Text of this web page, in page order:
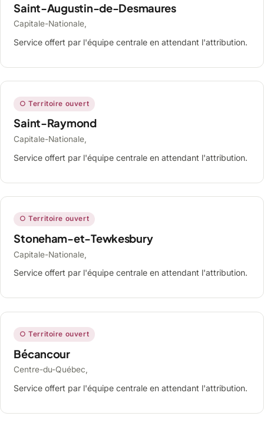
Saint-Augustin-de-Desmaures
Capitale-Nationale,
Service offert par l'équipe centrale en attendant l'attribution.
○ Territoire ouvert
Saint-Raymond
Capitale-Nationale,
Service offert par l'équipe centrale en attendant l'attribution.
○ Territoire ouvert
Stoneham-et-Tewkesbury
Capitale-Nationale,
Service offert par l'équipe centrale en attendant l'attribution.
○ Territoire ouvert
Bécancour
Centre-du-Québec,
Service offert par l'équipe centrale en attendant l'attribution.